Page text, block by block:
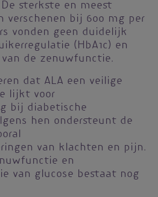
sterkste en meest
verschenen bij 600 mg per
vonden geen duidelijk
(HbA1c) en
de zenuwfunctie.
dat ALA een veilige
lijkt voor
bij diabetische
hen ondersteunt de
van klachten en pijn.
en
van glucose bestaat nog